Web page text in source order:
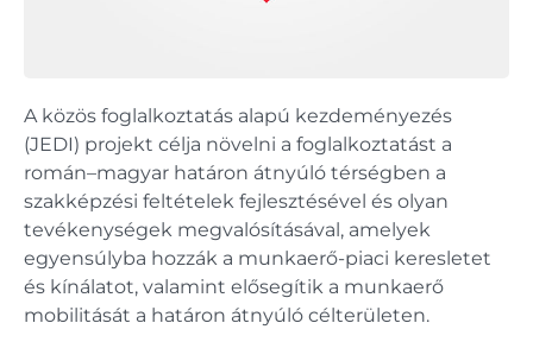
A közös foglalkoztatás alapú kezdeményezés
(JEDI) projekt célja növelni a foglalkoztatást a
román–magyar határon átnyúló térségben a
szakképzési feltételek fejlesztésével és olyan
tevékenységek megvalósításával, amelyek
egyensúlyba hozzák a munkaerő-piaci keresletet
és kínálatot, valamint elősegítik a munkaerő
mobilitását a határon átnyúló célterületen.